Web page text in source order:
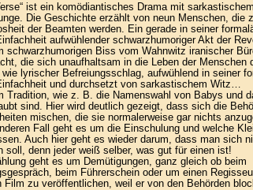
ist ein komödiantisches Drama mit
Die Geschichte erzählt von neun Menschen, die
der Beamten werden. Ein gerade in seiner
aufwühlender schwarzhumoriger Akt der
schwarzhumorigen Biss vom Wahnwitz iranischer
die sich unaufhaltsam in die Leben der Menschen
wie lyrischer Befreiungsschlag, aufwühlend in seiner
und durchsetzt von sarkastischem Witz…
Tradition, wie z. B. die Namenswahl von Babys und
sind. Hier wird deutlich gezeigt, dass sich die
mischen, die sie normalerweise gar nichts
Fall geht es um die Einschulung und welche
Auch hier geht es wieder darum, dass man sich
soll, denn jeder weiß selber, was gut für einen ist!
geht es um Demütigungen, ganz gleich ob beim
beim Führerschein oder um einen
Film zu veröffentlichen, weil er von den Behörden